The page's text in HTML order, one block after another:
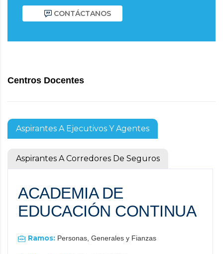
CONTÁCTANOS
Centros Docentes
Aspirantes A Ejecutivos Y Agentes
Aspirantes A Corredores De Seguros
ACADEMIA DE
EDUCACIÓN CONTINUA
Ramos: Personas, Generales y Fianzas